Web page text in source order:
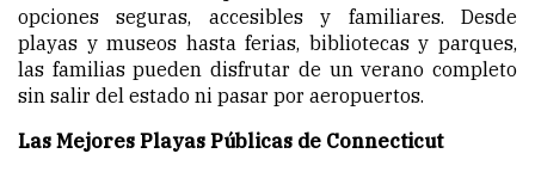
opciones seguras, accesibles y familiares. Desde
playas y museos hasta ferias, bibliotecas y parques,
las familias pueden disfrutar de un verano completo
sin salir del estado ni pasar por aeropuertos.
Las Mejores Playas Públicas de Connecticut